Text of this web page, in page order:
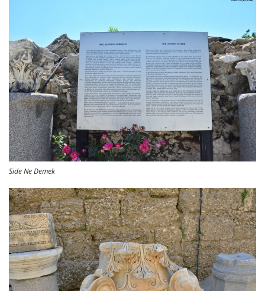
Side Ne Demek